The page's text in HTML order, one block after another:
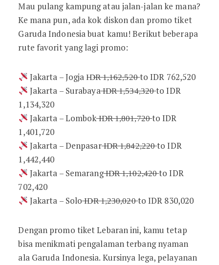
Mau pulang kampung atau jalan-jalan ke mana?
Ke mana pun, ada kok diskon dan promo tiket
Garuda Indonesia buat kamu! Berikut beberapa
rute favorit yang lagi promo:
Jakarta – Jogja I̶D̶R̶ ̶1̶,̶1̶6̶2̶,̶5̶2̶0̶ to IDR 762,520
Jakarta – Surabaya ̶I̶D̶R̶ ̶1̶,̶5̶3̶4̶,̶3̶2̶0̶ to IDR
1,134,320
Jakarta – Lombok ̶I̶D̶R̶ ̶1̶,̶8̶0̶1̶,̶7̶2̶0̶ to IDR
1,401,720
Jakarta – Denpasar ̶I̶D̶R̶ ̶1̶,̶8̶4̶2̶,̶2̶2̶0̶ to IDR
1,442,440
Jakarta – Semarang ̶I̶D̶R̶ ̶1̶,̶1̶0̶2̶,̶4̶2̶0̶ to IDR
702,420
Jakarta – Solo ̶I̶D̶R̶ ̶1̶,̶2̶3̶0̶,̶0̶2̶0̶ to IDR 830,020
Dengan promo tiket Lebaran ini, kamu tetap
bisa menikmati pengalaman terbang nyaman
ala Garuda Indonesia. Kursinya lega, pelayanan